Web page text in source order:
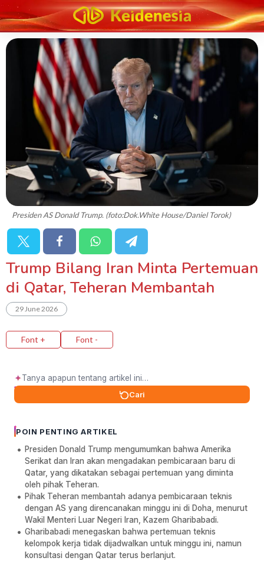
Presiden AS Donald Trump. (foto:Dok.White House/Daniel Torok)
Trump Bilang Iran Minta Pertemuan
di Qatar, Teheran Membantah
29 June 2026
Font + Font -
✦
Cari
POIN PENTING ARTIKEL
Presiden Donald Trump mengumumkan bahwa Amerika
Serikat dan Iran akan mengadakan pembicaraan baru di
Qatar, yang dikatakan sebagai pertemuan yang diminta
oleh pihak Teheran.
Pihak Teheran membantah adanya pembicaraan teknis
dengan AS yang direncanakan minggu ini di Doha, menurut
Wakil Menteri Luar Negeri Iran, Kazem Gharibabadi.
Gharibabadi menegaskan bahwa pertemuan teknis
kelompok kerja tidak dijadwalkan untuk minggu ini, namun
konsultasi dengan Qatar terus berlanjut.